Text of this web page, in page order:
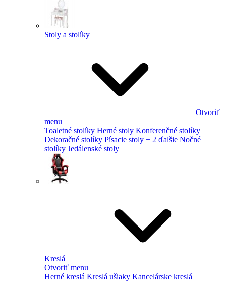
Stoly a stolíky
Otvoriť
menu
Toaletné stolíky Herné stoly Konferenčné stolíky
Dekoračné stolíky Písacie stoly + 2 ďalšie Nočné
stolíky Jedálenské stoly
Kreslá
Otvoriť menu
Herné kreslá Kreslá ušiaky Kancelárske kreslá